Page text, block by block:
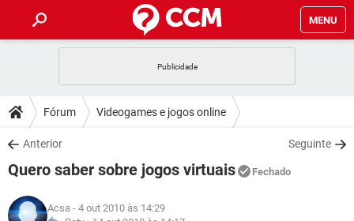
MENU
CELULAR FACEBOOK
OUTLOOK
INSTAGRAM GMAIL
GUIA DE COMPRAS
DICAS
JOGOS WHATSAPP
INSTAGRAM
DOWNLOADS
JOGOS WHATSAPP
CELULAR
FÓRUM
JOGOS
Fórum Videogames e jogos online
Anterior Seguinte
Quero saber sobre jogos virtuais Fechado
Acsa - 4 out 2010 às 14:29